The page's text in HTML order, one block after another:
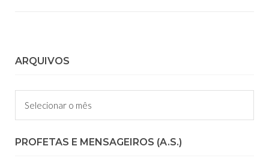
ARQUIVOS
Arquivos
PROFETAS E MENSAGEIROS (A.S.)